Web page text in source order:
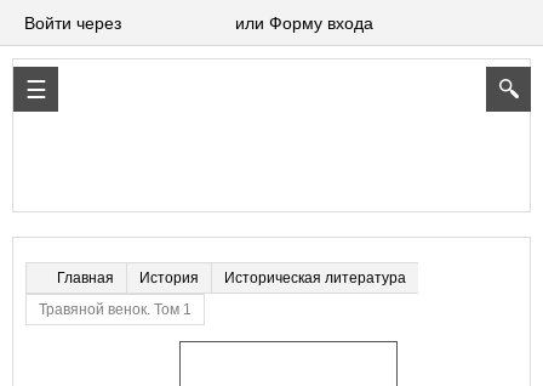
Войти через или Форму входа
Главная История
Историческая литература
Травяной венок. Том 1